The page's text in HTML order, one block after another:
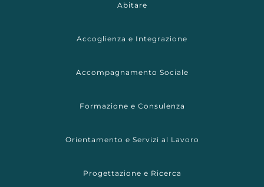
Abitare
Accoglienza e Integrazione
Accompagnamento Sociale
Formazione e Consulenza
Orientamento e Servizi al Lavoro
Progettazione e Ricerca